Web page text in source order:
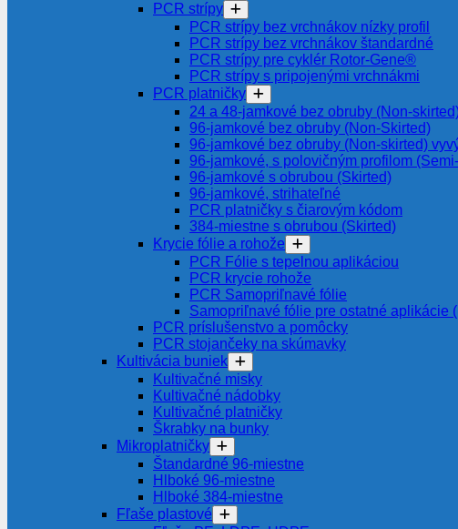
PCR strípy
PCR strípy bez vrchnákov nízky profil
PCR strípy bez vrchnákov štandardné
PCR strípy pre cyklér Rotor-Gene®
PCR strípy s pripojenými vrchnákmi
PCR platničky
24 a 48-jamkové bez obruby (Non-
96-jamkové bez obruby (Non-Skirted)
96-jamkové bez obruby (Non-skirted)
96-jamkové, s polovičným profilom
96-jamkové s obrubou (Skirted)
96-jamkové, strihateľné
PCR platničky s čiarovým kódom
384-miestne s obrubou (Skirted)
Krycie fólie a rohože
PCR Fólie s tepelnou aplikáciou
PCR krycie rohože
PCR Samopriľnavé fólie
Samopriľnavé fólie pre ostatné aplikácie
PCR príslušenstvo a pomôcky
PCR stojančeky na skúmavky
Kultivácia buniek
Kultivačné misky
Kultivačné nádobky
Kultivačné platničky
Škrabky na bunky
Mikroplatničky
Štandardné 96-miestne
Hlboké 96-miestne
Hlboké 384-miestne
Fľaše plastové